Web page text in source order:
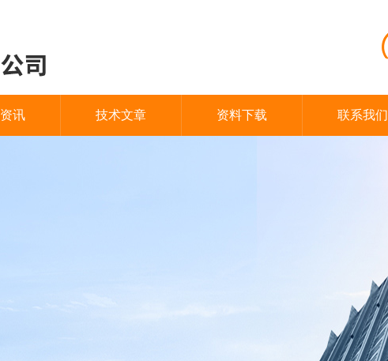
讯 技术文章 资料下载 联系我们